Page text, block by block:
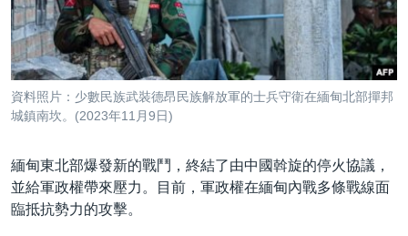
到
檢
索
國際
經貿
視頻
每日視頻新聞
美國專訊
視頻存檔
音頻
新聞音頻
海外港人
國語
關注我們
資料照片：少數民族武裝德昂民族解放軍的士兵守衛在緬甸北部撣邦
城鎮南坎。(2023年11月9日)
緬甸東北部爆發新的戰鬥，終結了由中國斡旋的停火協議，
並給軍政權帶來壓力。目前，軍政權在緬甸內戰多條戰線面
臨抵抗勢力的攻擊。